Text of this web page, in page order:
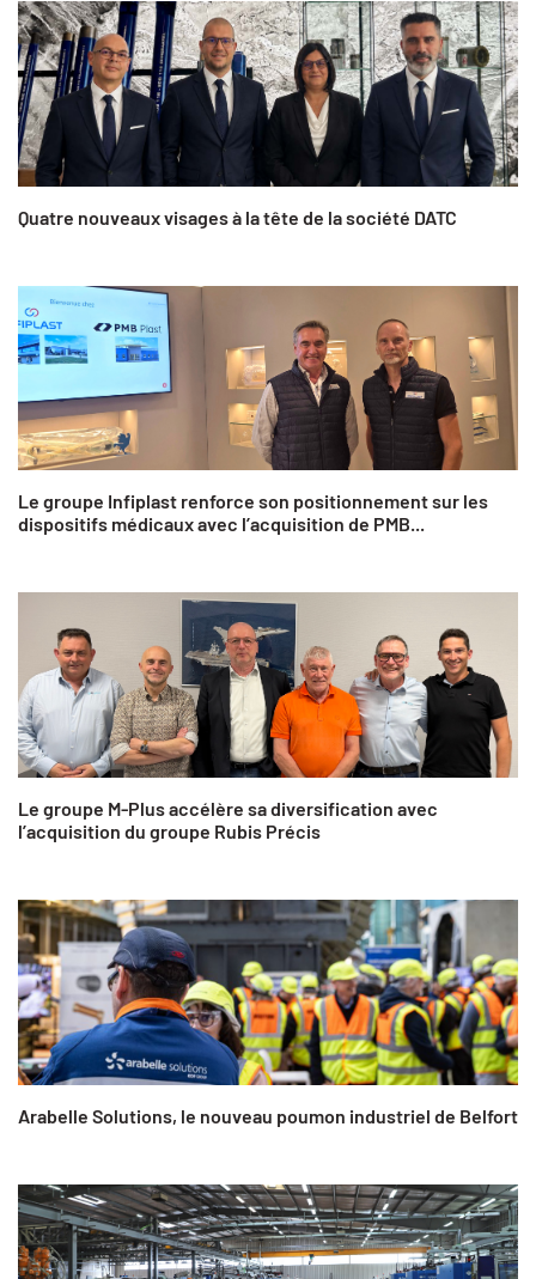
Quatre nouveaux visages à la tête de la société DATC
Le groupe Infiplast renforce son positionnement sur les
dispositifs médicaux avec l’acquisition de PMB...
Le groupe M-Plus accélère sa diversification avec
l’acquisition du groupe Rubis Précis
Arabelle Solutions, le nouveau poumon industriel de Belfort